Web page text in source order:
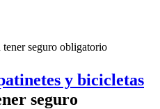
seguro obligatorio
y bicicletas
seguro